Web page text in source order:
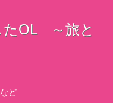
たOL ～旅と
ど